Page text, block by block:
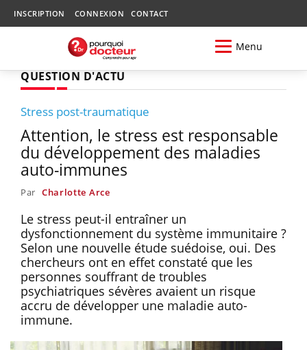
INSCRIPTION CONNEXION CONTACT
Menu
QUESTION D'ACTU
Stress post-traumatique
Attention, le stress est responsable
du développement des maladies
auto-immunes
Par Charlotte Arce
Le stress peut-il entraîner un
dysfonctionnement du système immunitaire ?
Selon une nouvelle étude suédoise, oui. Des
chercheurs ont en effet constaté que les
personnes souffrant de troubles
psychiatriques sévères avaient un risque
accru de développer une maladie auto-
immune.